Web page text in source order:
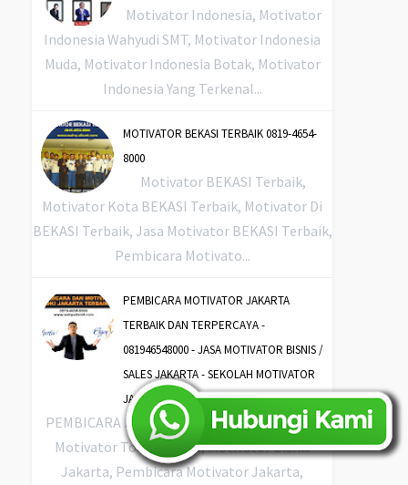
Motivator Indonesia, Motivator
Indonesia Wahyudi SMT, Motivator Indonesia
Muda, Motivator Indonesia Botak, Motivator
Indonesia Yang Terkenal...
MOTIVATOR BEKASI TERBAIK 0819-4654-
8000
Motivator BEKASI Terbaik,
Motivator Kota BEKASI Terbaik, Motivator Di
BEKASI Terbaik, Jasa Motivator BEKASI Terbaik,
Pembicara Motivato...
PEMBICARA MOTIVATOR JAKARTA
TERBAIK DAN TERPERCAYA -
081946548000 - JASA MOTIVATOR BISNIS /
SALES JAKARTA - SEKOLAH MOTIVATOR
JAKARTA
PEMBICARA MOTIVATOR JAKARTA, Jakarta
Motivator Toastmaster, Motivator Bisnis
Jakarta, Pembicara Motivator Jakarta,